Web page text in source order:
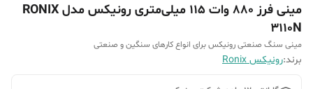
مینی فرز 880 وات 115 میلی‌متری رونیکس مدل RONIX
3110N
مینی سنگ صنعتی رونیکس برای انواع کارهای سنگین و صنعتی
برند:رونیکس Ronix